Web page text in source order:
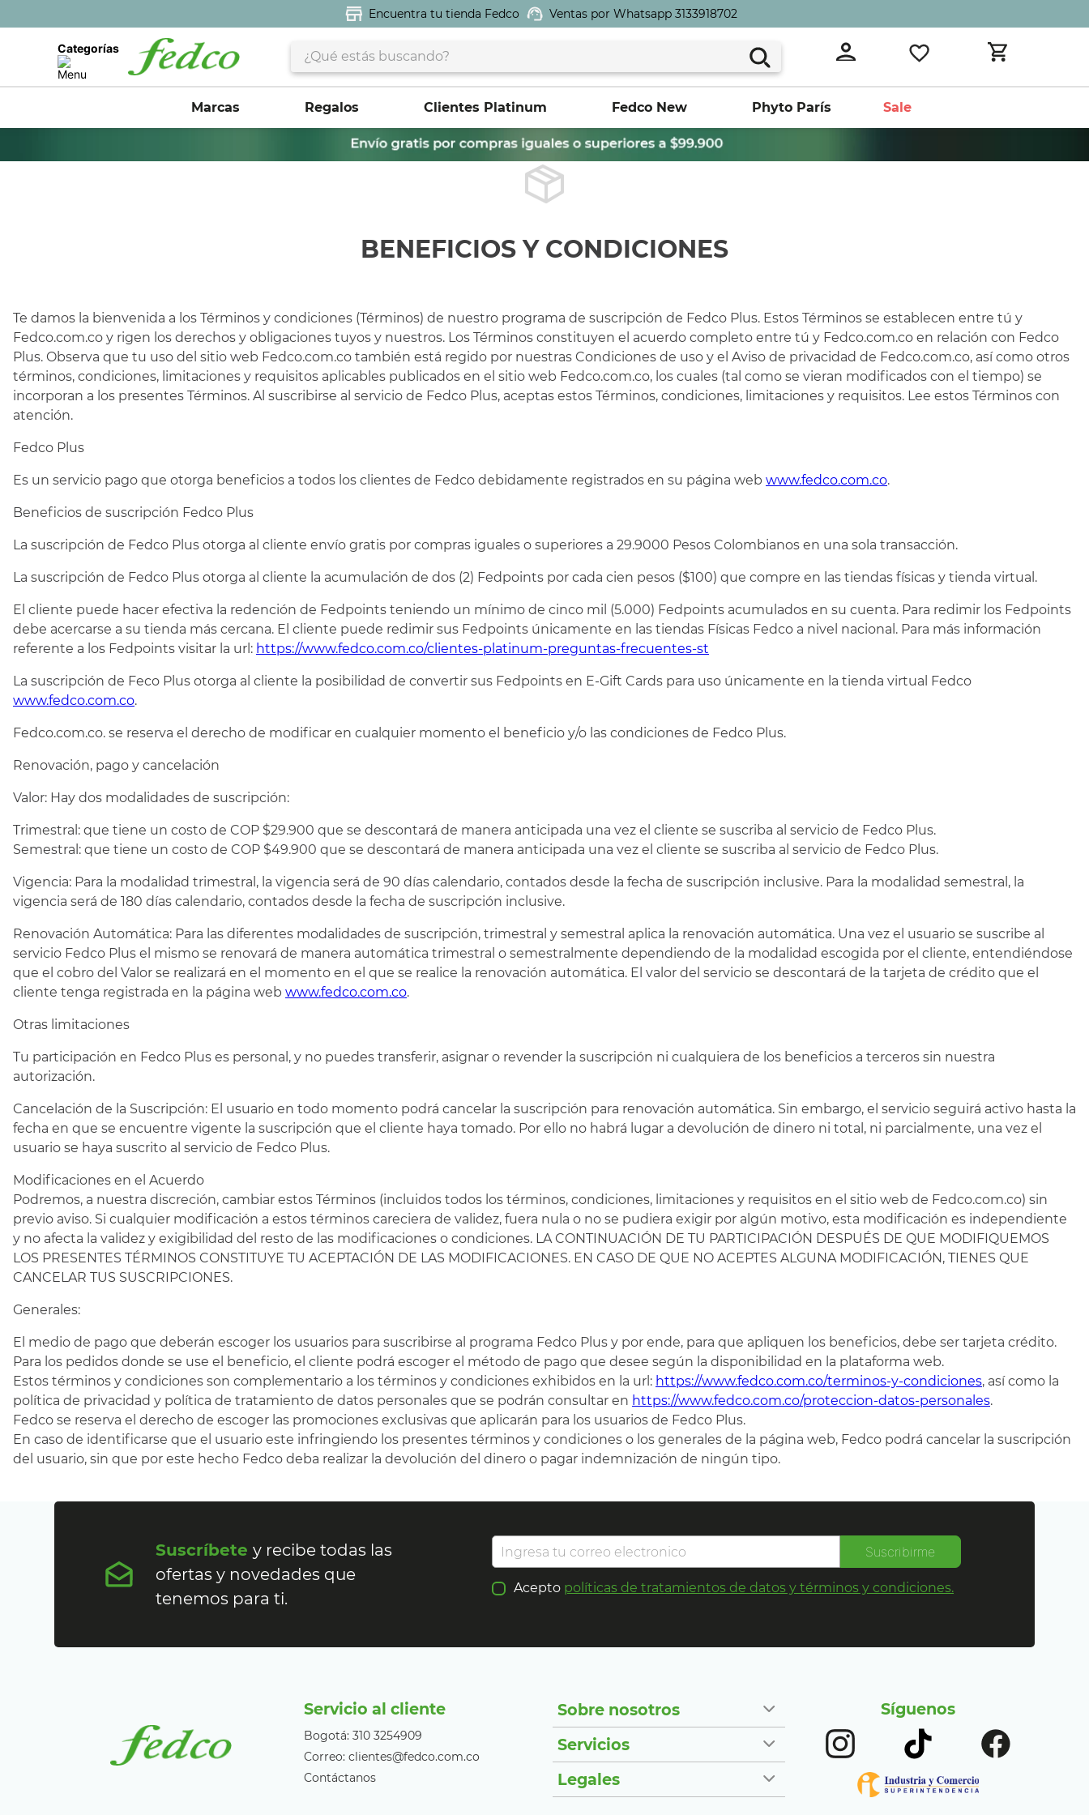
Encuentra tu tienda Fedco Ventas por Whatsapp 3133918702
Categorías ¿Qué estás buscando?
Marcas Regalos Clientes Platinum Fedco New Phyto París Sale
BENEFICIOS Y CONDICIONES
Te damos la bienvenida a los Términos y condiciones (Términos) de nuestro programa de suscripción de Fedco Plus. Estos Términos se establecen entre tú y
Fedco.com.co y rigen los derechos y obligaciones tuyos y nuestros. Los Términos constituyen el acuerdo completo entre tú y Fedco.com.co en relación con Fedco
Plus. Observa que tu uso del sitio web Fedco.com.co también está regido por nuestras Condiciones de uso y el Aviso de privacidad de Fedco.com.co, así como otros
términos, condiciones, limitaciones y requisitos aplicables publicados en el sitio web Fedco.com.co, los cuales (tal como se vieran modificados con el tiempo) se
incorporan a los presentes Términos. Al suscribirse al servicio de Fedco Plus, aceptas estos Términos, condiciones, limitaciones y requisitos. Lee estos Términos con
atención.
Fedco Plus
Es un servicio pago que otorga beneficios a todos los clientes de Fedco debidamente registrados en su página web www.fedco.com.co.
Beneficios de suscripción Fedco Plus
La suscripción de Fedco Plus otorga al cliente envío gratis por compras iguales o superiores a 29.9000 Pesos Colombianos en una sola transacción.
La suscripción de Fedco Plus otorga al cliente la acumulación de dos (2) Fedpoints por cada cien pesos ($100) que compre en las tiendas físicas y tienda virtual.
El cliente puede hacer efectiva la redención de Fedpoints teniendo un mínimo de cinco mil (5.000) Fedpoints acumulados en su cuenta. Para redimir los Fedpoints
debe acercarse a su tienda más cercana. El cliente puede redimir sus Fedpoints únicamente en las tiendas Físicas Fedco a nivel nacional. Para más información
referente a los Fedpoints visitar la url: https://www.fedco.com.co/clientes-platinum-preguntas-frecuentes-st
La suscripción de Feco Plus otorga al cliente la posibilidad de convertir sus Fedpoints en E-Gift Cards para uso únicamente en la tienda virtual Fedco
www.fedco.com.co.
Fedco.com.co. se reserva el derecho de modificar en cualquier momento el beneficio y/o las condiciones de Fedco Plus.
Renovación, pago y cancelación
Valor: Hay dos modalidades de suscripción:
Trimestral: que tiene un costo de COP $29.900 que se descontará de manera anticipada una vez el cliente se suscriba al servicio de Fedco Plus.
Semestral: que tiene un costo de COP $49.900 que se descontará de manera anticipada una vez el cliente se suscriba al servicio de Fedco Plus.
Vigencia: Para la modalidad trimestral, la vigencia será de 90 días calendario, contados desde la fecha de suscripción inclusive. Para la modalidad semestral, la
vigencia será de 180 días calendario, contados desde la fecha de suscripción inclusive.
Renovación Automática: Para las diferentes modalidades de suscripción, trimestral y semestral aplica la renovación automática. Una vez el usuario se suscribe al
servicio Fedco Plus el mismo se renovará de manera automática trimestral o semestralmente dependiendo de la modalidad escogida por el cliente, entendiéndose
que el cobro del Valor se realizará en el momento en el que se realice la renovación automática. El valor del servicio se descontará de la tarjeta de crédito que el
cliente tenga registrada en la página web www.fedco.com.co.
Otras limitaciones
Tu participación en Fedco Plus es personal, y no puedes transferir, asignar o revender la suscripción ni cualquiera de los beneficios a terceros sin nuestra
autorización.
Cancelación de la Suscripción: El usuario en todo momento podrá cancelar la suscripción para renovación automática. Sin embargo, el servicio seguirá activo hasta la
fecha en que se encuentre vigente la suscripción que el cliente haya tomado. Por ello no habrá lugar a devolución de dinero ni total, ni parcialmente, una vez el
usuario se haya suscrito al servicio de Fedco Plus.
Modificaciones en el Acuerdo
Podremos, a nuestra discreción, cambiar estos Términos (incluidos todos los términos, condiciones, limitaciones y requisitos en el sitio web de Fedco.com.co) sin
previo aviso. Si cualquier modificación a estos términos careciera de validez, fuera nula o no se pudiera exigir por algún motivo, esta modificación es independiente
y no afecta la validez y exigibilidad del resto de las modificaciones o condiciones. LA CONTINUACIÓN DE TU PARTICIPACIÓN DESPUÉS DE QUE MODIFIQUEMOS
LOS PRESENTES TÉRMINOS CONSTITUYE TU ACEPTACIÓN DE LAS MODIFICACIONES. EN CASO DE QUE NO ACEPTES ALGUNA MODIFICACIÓN, TIENES QUE
CANCELAR TUS SUSCRIPCIONES.
Generales:
El medio de pago que deberán escoger los usuarios para suscribirse al programa Fedco Plus y por ende, para que apliquen los beneficios, debe ser tarjeta crédito.
Para los pedidos donde se use el beneficio, el cliente podrá escoger el método de pago que desee según la disponibilidad en la plataforma web.
Estos términos y condiciones son complementario a los términos y condiciones exhibidos en la url: https://www.fedco.com.co/terminos-y-condiciones, así como la
política de privacidad y política de tratamiento de datos personales que se podrán consultar en https://www.fedco.com.co/proteccion-datos-personales.
Fedco se reserva el derecho de escoger las promociones exclusivas que aplicarán para los usuarios de Fedco Plus.
En caso de identificarse que el usuario este infringiendo los presentes términos y condiciones o los generales de la página web, Fedco podrá cancelar la suscripción
del usuario, sin que por este hecho Fedco deba realizar la devolución del dinero o pagar indemnización de ningún tipo.
Suscríbetey recibe todas las
ofertas y novedades que
tenemos para ti.
Suscribirme
Acepto políticas de tratamientos de datos y términos y condiciones.
Servicio al cliente
Bogotá: 310 3254909
Correo: clientes@fedco.com.co
Contáctanos
Sobre nosotros
Servicios
Legales
Síguenos